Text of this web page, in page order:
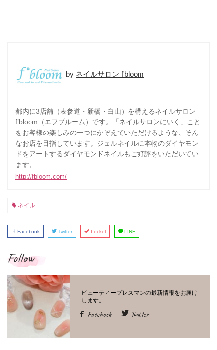
ネイルサロン f'bloom
都内に3店舗（表参道・新橋・白山）を構えるネイルサロン
f’bloom（エフブルーム）です。「ネイルサロンにいく」こと
をお客様の楽しみの一つにかぞえていただけるような、そん
なお店を目指しています。ジェルネイルに本物のダイヤモン
ドをアートするダイヤモンドネイルもご好評をいただいてい
ます。
http://fbloom.com/
ネイル
Facebook Twitter Pocket LINE
Follow
Facebook Twitter